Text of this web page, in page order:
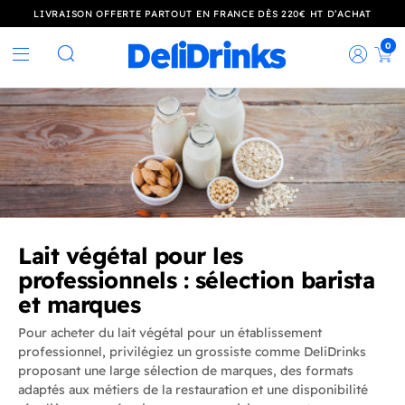
LIVRAISON OFFERTE PARTOUT EN FRANCE DÈS 220€ HT D’ACHAT
Rechercher
0
Lait végétal pour les
professionnels : sélection barista
et marques
Pour acheter du lait végétal pour un établissement
professionnel, privilégiez un grossiste comme DeliDrinks
proposant une large sélection de marques, des formats
adaptés aux métiers de la restauration et une disponibilité